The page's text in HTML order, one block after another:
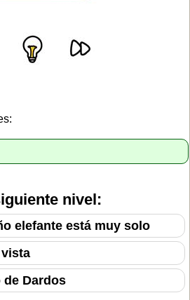
nivel:
elefante está muy solo
vista
de Dardos